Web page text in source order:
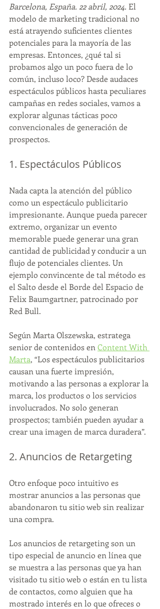
Barcelona, España. 22 abril, 2024. El
modelo de marketing tradicional no
está atrayendo suficientes clientes
potenciales para la mayoría de las
empresas. Entonces, ¿qué tal si
probamos algo un poco fuera de lo
común, incluso loco? Desde audaces
espectáculos públicos hasta peculiares
campañas en redes sociales, vamos a
explorar algunas tácticas poco
convencionales de generación de
prospectos.
1. Espectáculos Públicos
Nada capta la atención del público
como un espectáculo publicitario
impresionante. Aunque pueda parecer
extremo, organizar un evento
memorable puede generar una gran
cantidad de publicidad y conducir a un
flujo de potenciales clientes. Un
ejemplo convincente de tal método es
el Salto desde el Borde del Espacio de
Felix Baumgartner, patrocinado por
Red Bull.
Según Marta Olszewska, estratega
senior de contenidos en Content With
Marta, “Los espectáculos publicitarios
causan una fuerte impresión,
motivando a las personas a explorar la
marca, los productos o los servicios
involucrados. No solo generan
prospectos; también pueden ayudar a
crear una imagen de marca duradera”.
2. Anuncios de Retargeting
Otro enfoque poco intuitivo es
mostrar anuncios a las personas que
abandonaron tu sitio web sin realizar
una compra.
Los anuncios de retargeting son un
tipo especial de anuncio en línea que
se muestra a las personas que ya han
visitado tu sitio web o están en tu lista
de contactos, como alguien que ha
mostrado interés en lo que ofreces o